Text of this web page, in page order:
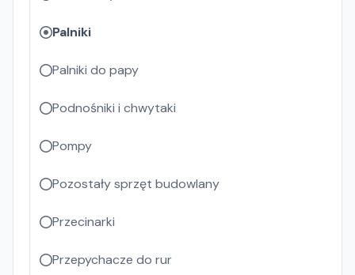
Palniki
Palniki do papy
Podnośniki i chwytaki
Pompy
Pozostały sprzęt budowlany
Przecinarki
Przepychacze do rur